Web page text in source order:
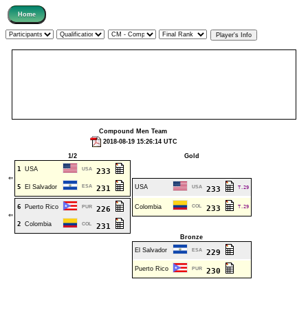
Compound Men Team
2018-08-19 15:26:14 UTC
1/2 Gold
⇐
1 USA USA 233
5 El Salvador ESA 231 USA USA 233 T.29
⇐
6 Puerto Rico PUR 226 Colombia COL 233 T.29
2 Colombia COL 231
Bronze
El Salvador
ESA 229
Puerto Rico PUR 230